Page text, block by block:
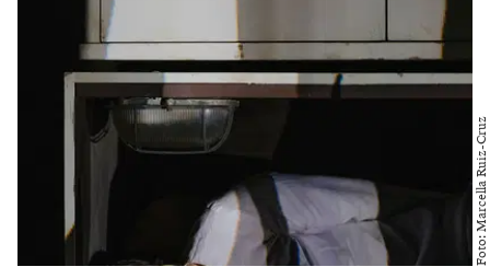
Foto: Marcella Ruiz-Cruz